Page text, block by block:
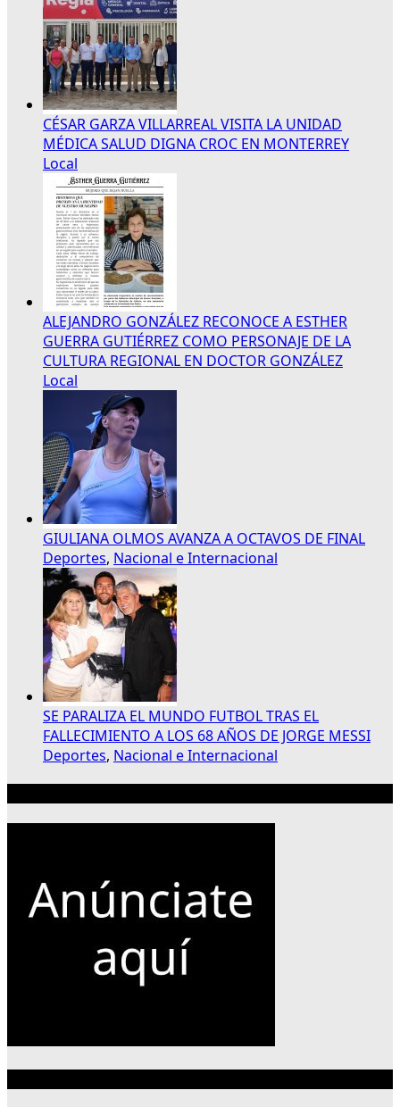
CÉSAR GARZA VILLARREAL VISITA LA UNIDAD
MÉDICA SALUD DIGNA CROC EN MONTERREY
Local
ALEJANDRO GONZÁLEZ RECONOCE A ESTHER
GUERRA GUTIÉRREZ COMO PERSONAJE DE LA
CULTURA REGIONAL EN DOCTOR GONZÁLEZ
Local
GIULIANA OLMOS AVANZA A OCTAVOS DE FINAL
Deportes, Nacional e Internacional
SE PARALIZA EL MUNDO FUTBOL TRAS EL
FALLECIMIENTO A LOS 68 AÑOS DE JORGE MESSI
Deportes, Nacional e Internacional